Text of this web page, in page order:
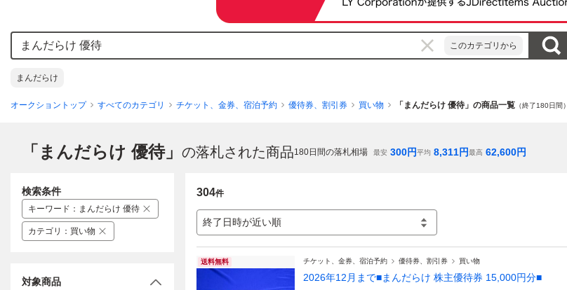
このカテゴリから
まんだらけ
オークショントップ すべてのカテゴリ チケット、金券、宿泊予約 優待券、割引券 買い物 「まんだらけ 優待」の商品一覧 （終了180日間）
「まんだらけ 優待」 の落札された商品180日間の落札相場 最安 300円平均 8,311円最高 62,600円
304件
終了日時が近い順
送料無料 チケット、金券、宿泊予約 優待券、割引券 買い物
2026年12月まで■まんだらけ 株主優待券 15,000円分■
検索条件
キーワード ： まんだらけ 優待
カテゴリ ： 買い物
対象商品